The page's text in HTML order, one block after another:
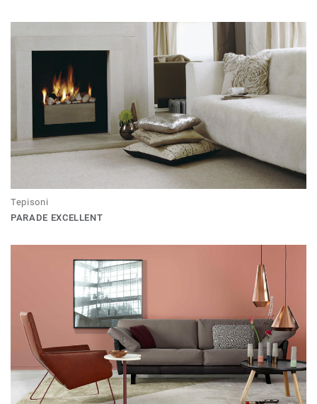
Tepisoni
PARADE EXCELLENT